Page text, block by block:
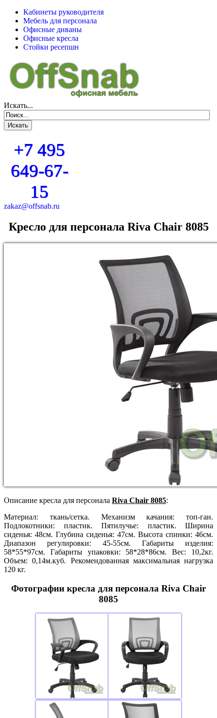
Кабинеты руководителя
Мебель для персонала
Офисные диваны
Офисные кресла
Стойки ресепшн
Искать...
+7 495
649-67-
15
zakaz@offsnab.ru
Кресло для персонала Riva Chair 8085
Описание кресла для персонала Riva Chair 8085:
Материал: ткань/сетка. Механизм качания: топ-ган.
Подлокотники: пластик. Пятилучье: пластик. Ширина
сиденья: 48см. Глубина сиденья: 47см. Высота спинки: 46см.
Диапазон регулировки: 45-55см. Габариты изделия:
58*55*97см. Габариты упаковки: 58*28*86см. Вес: 10,2кг.
Объем: 0,14м.куб. Рекомендованная максимальная нагрузка
120 кг.
Фотографии кресла для персонала Riva Chair
8085